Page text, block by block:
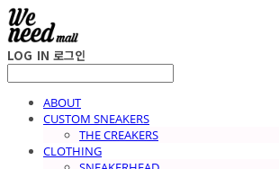
LOG IN 로그인
ABOUT
CUSTOM SNEAKERS
THE CREAKERS
CLOTHING